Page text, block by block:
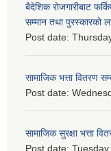
बैदेशिक रोजगारीबाट
सम्मान तथा पुरस्कारको
Post date:
सामाजिक भत्ता वितरण
Post date:
सामाजिक सुरक्षा भत्ता
Post date: